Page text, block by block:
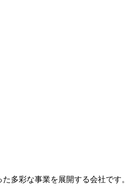
多彩な事業を展開する会社です。